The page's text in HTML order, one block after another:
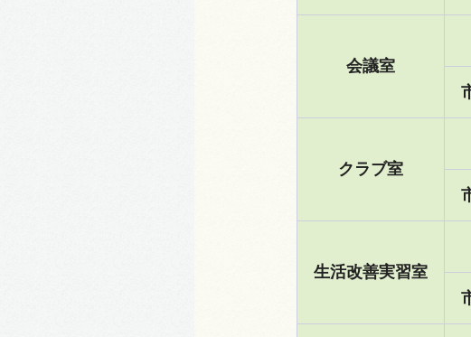
会議室
クラブ室
生活改善実習室